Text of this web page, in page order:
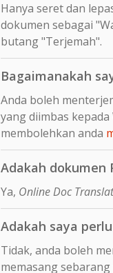
Hanya seret dan
dokumen sebagai
butang "Terjemah".
Bagaimanakah
Anda boleh
yang diimbas
membolehkan anda
Adakah dokumen
Ya, Online Doc
Adakah saya
Tidak, anda boleh
memasang